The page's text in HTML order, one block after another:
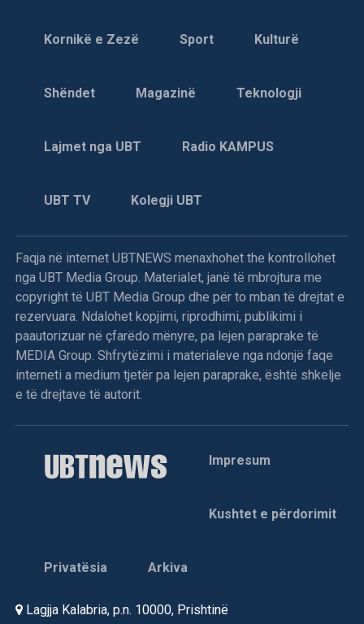
Kornikë e Zezë Sport Kulturë
Shëndet Magazinë Teknologji
Lajmet nga UBT Radio KAMPUS
UBT TV Kolegji UBT
Faqja në internet UBTNEWS menaxhohet the kontrollohet
nga UBT Media Group. Materialet, janë të mbrojtura me
copyright të UBT Media Group dhe për to mban të drejtat e
rezervuara. Ndalohet kopjimi, riprodhimi, publikimi i
paautorizuar në çfarëdo mënyre, pa lejen paraprake të
MEDIA Group. Shfrytëzimi i materialeve nga ndonjë faqe
interneti a medium tjetër pa lejen paraprake, është shkelje
e të drejtave të autorit.
Impresum
Kushtet e përdorimit
Privatësia Arkiva
Lagjja Kalabria, p.n. 10000, Prishtinë